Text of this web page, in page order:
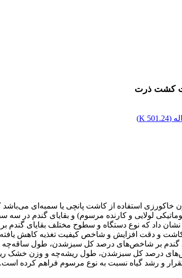
کشت ذرت
(
501.24 K
)
استفاده از کاشت پانچی یا سمبه‌ای می‌باشد
و دقت افزایش و شاخص کیفیت تغذیه کاهش
و رشد گیاه نسبت به نوع مرسوم فراهم کرده است.